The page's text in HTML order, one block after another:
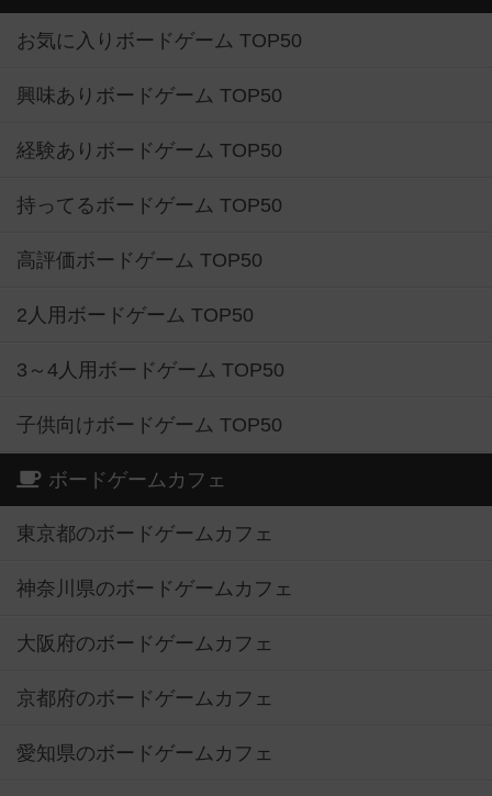
お気に入りボードゲーム TOP50
興味ありボードゲーム TOP50
経験ありボードゲーム TOP50
持ってるボードゲーム TOP50
高評価ボードゲーム TOP50
2人用ボードゲーム TOP50
3～4人用ボードゲーム TOP50
子供向けボードゲーム TOP50
ボードゲームカフェ
東京都のボードゲームカフェ
神奈川県のボードゲームカフェ
大阪府のボードゲームカフェ
京都府のボードゲームカフェ
愛知県のボードゲームカフェ